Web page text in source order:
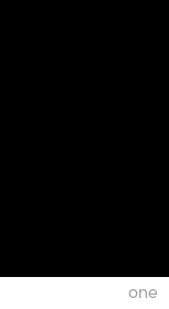
one